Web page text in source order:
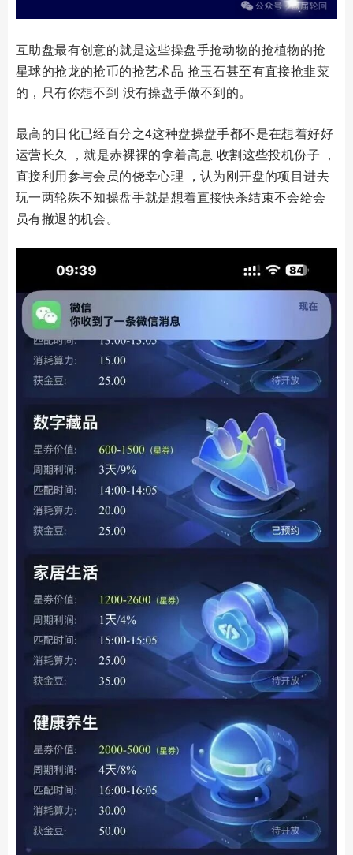
互助盘最有创意的就是这些操盘手抢动物的抢植物的抢
星球的抢龙的抢币的抢艺术品 抢玉石甚至有直接抢韭菜
的，只有你想不到 没有操盘手做不到的。
最高的日化已经百分之4这种盘操盘手都不是在想着好好
运营长久 ，就是赤裸裸的拿着高息 收割这些投机份子 ，
直接利用参与会员的侥幸心理 ，认为刚开盘的项目进去
玩一两轮殊不知操盘手就是想着直接快杀结束不会给会
员有撤退的机会。